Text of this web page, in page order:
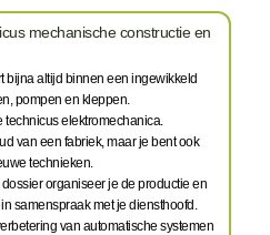
mechanische constructie en
bijna altijd binnen een ingewikkeld
pompen en kleppen.
technicus elektromechanica.
van een fabriek, maar je bent ook
technieken.
organiseer je de productie en
samenspraak met je diensthoofd.
van automatische systemen